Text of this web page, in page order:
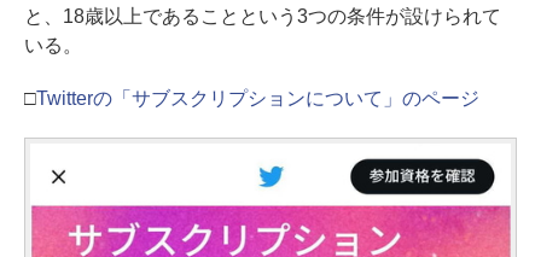
と、18歳以上であることという3つの条件が設けられて
いる。
□Twitterの「サブスクリプションについて」のページ